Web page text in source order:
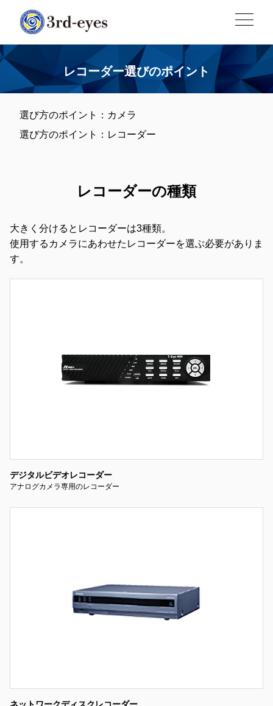
レコーダー選びのポイント
選び方のポイント：カメラ
選び方のポイント：レコーダー
レコーダーの種類
大きく分けるとレコーダーは3種類。
使用するカメラにあわせたレコーダーを選ぶ必要がありま
す。
デジタルビデオレコーダー
アナログカメラ専用のレコーダー